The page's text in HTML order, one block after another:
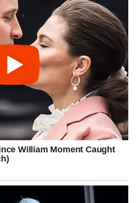
i poštovanje
Partner pokazuje odgovornost.
osobu koja ima ozbiljne
rezultate. Nastavi istim